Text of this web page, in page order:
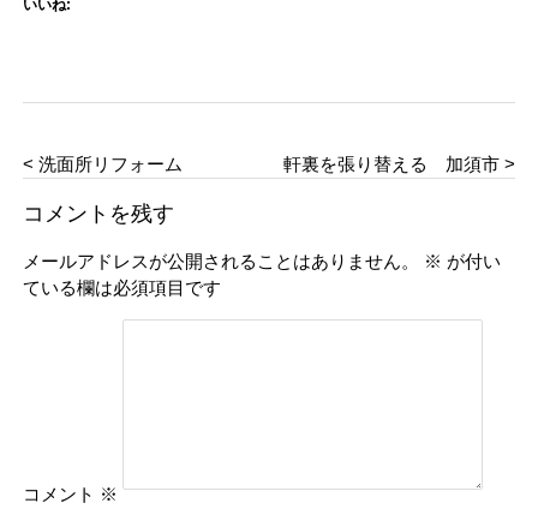
いいね:
< 洗面所リフォーム 軒裏を張り替える 加須市 >
コメントを残す
メールアドレスが公開されることはありません。 ※ が付い
ている欄は必須項目です
コメント ※